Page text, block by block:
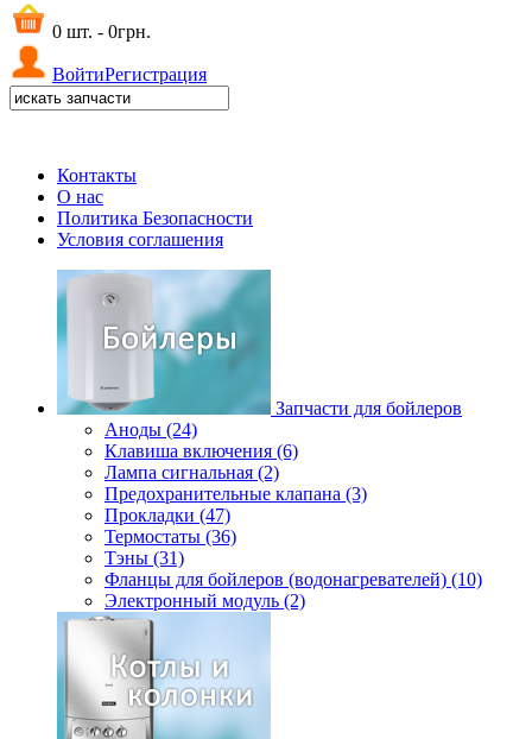
0 шт. - 0грн.
ВойтиРегистрация
Контакты
О нас
Политика Безопасности
Условия соглашения
Запчасти для бойлеров
Аноды (24)
Клавиша включения (6)
Лампа сигнальная (2)
Предохранительные клапана (3)
Прокладки (47)
Термостаты (36)
Тэны (31)
Фланцы для бойлеров (водонагревателей) (10)
Электронный модуль (2)